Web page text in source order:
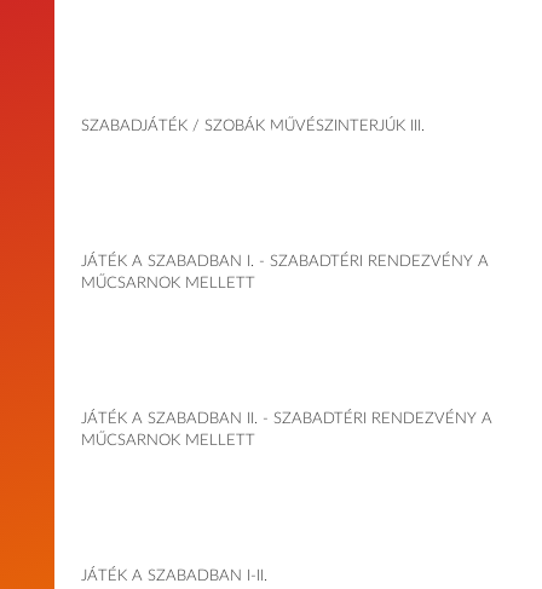
SZABADJÁTÉK / SZOBÁK MŰVÉSZINTERJÚK III.
JÁTÉK A SZABADBAN I. - SZABADTÉRI RENDEZVÉNY A
MŰCSARNOK MELLETT
JÁTÉK A SZABADBAN II. - SZABADTÉRI RENDEZVÉNY A
MŰCSARNOK MELLETT
JÁTÉK A SZABADBAN I-II.